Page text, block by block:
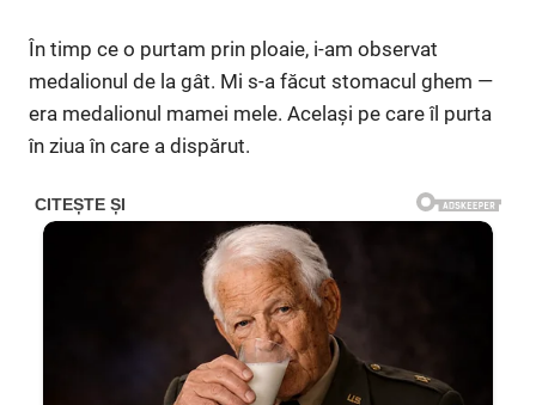
În timp ce o purtam prin ploaie, i-am observat
medalionul de la gât. Mi s-a făcut stomacul ghem —
era medalionul mamei mele. Același pe care îl purta
în ziua în care a dispărut.